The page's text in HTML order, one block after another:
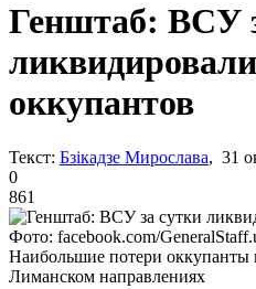
Генштаб: ВСУ
оккупантов
Текст: Бзікадзе Мирослава, 31
0
861
Фото: facebook.com/
Наибольшие потери оккупанты
Лиманском направлениях